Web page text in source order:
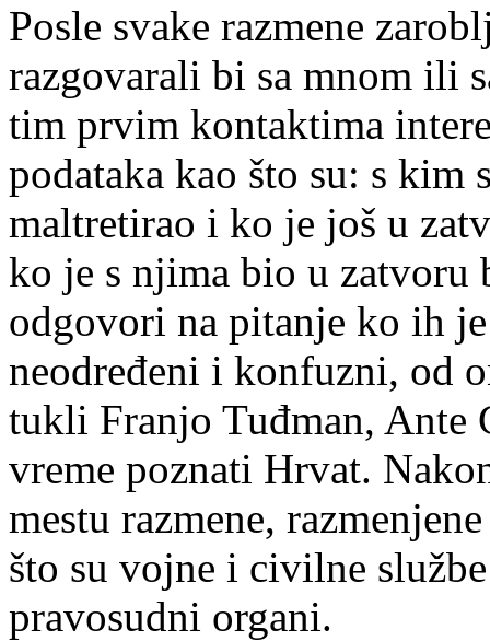
Posle svake razmene
razgovarali bi sa mnom ili
tim prvim kontaktima
podataka kao što su: s
maltretirao i ko je još u
ko je s njima bio u
odgovori na pitanje ko ih
neodređeni i konfuzni, od
tukli Franjo Tuđman,
vreme poznati Hrvat.
mestu razmene,
što su vojne i civilne
pravosudni organi.